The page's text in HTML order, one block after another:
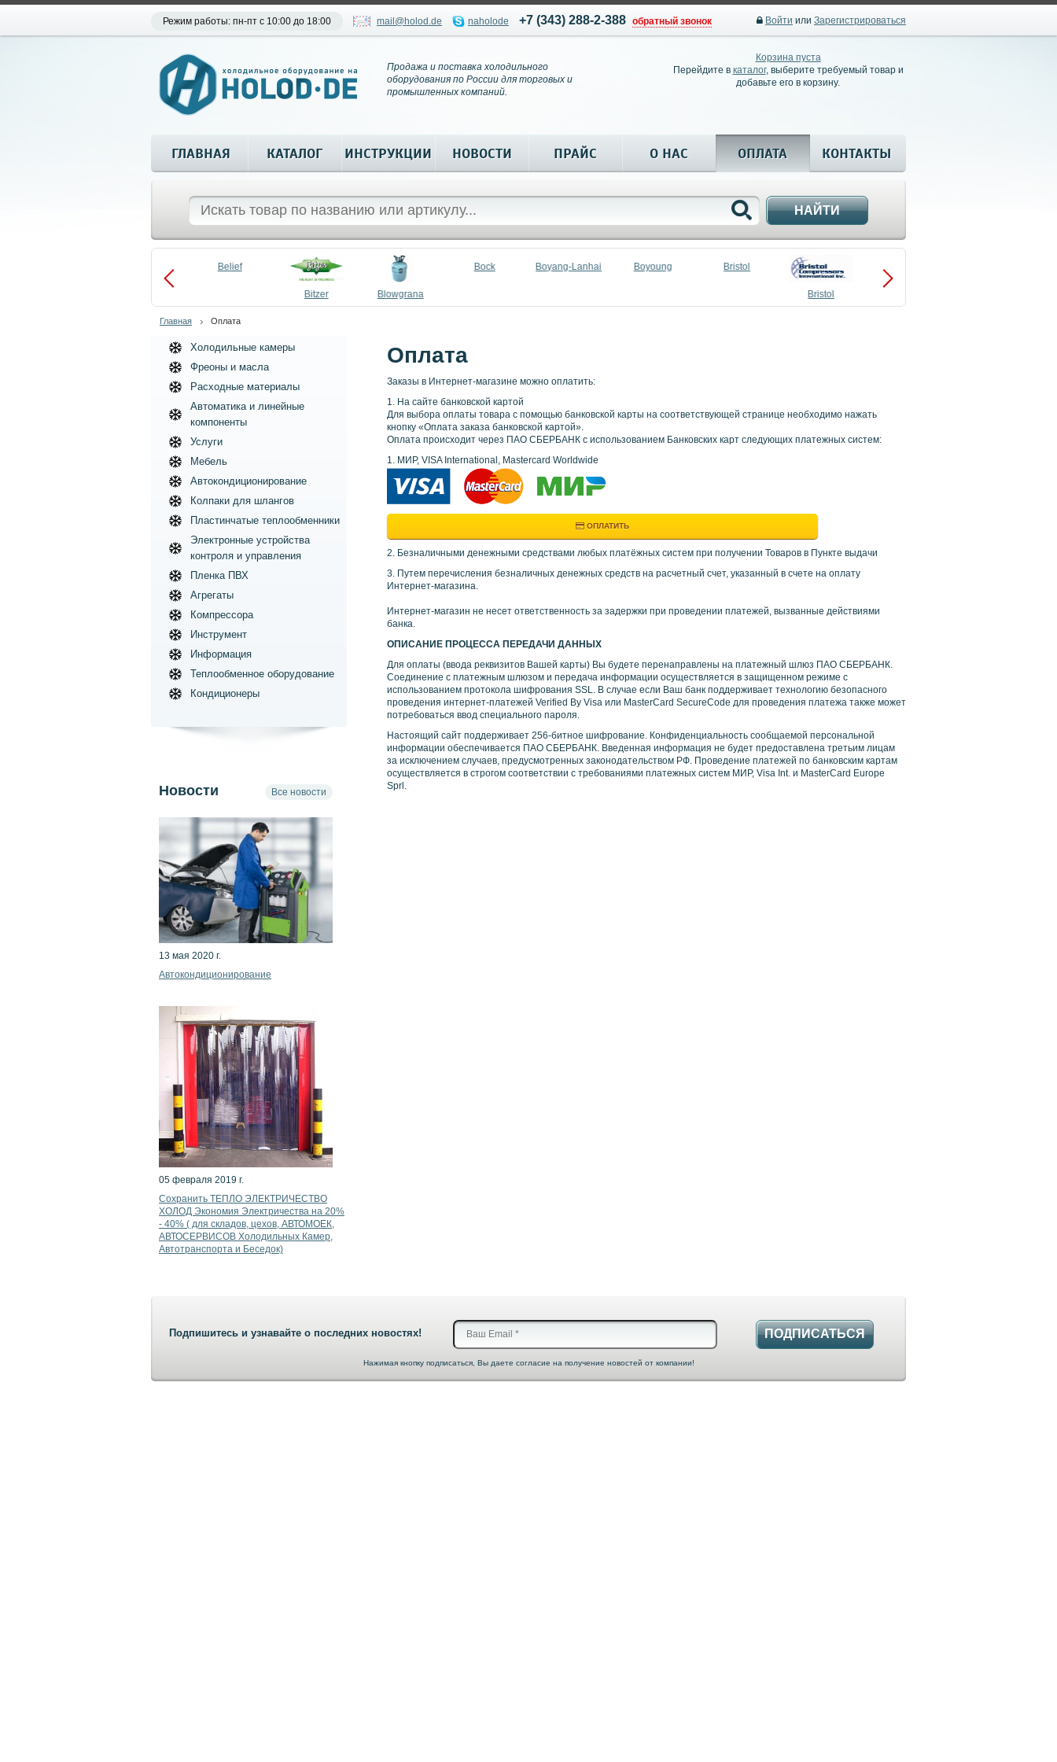
Режим работы: пн-пт с 10:00 до 18:00 mail@holod.de naholode +7 (343) 288-2-388 обратный звонок Войти или Зарегистрироваться
Продажа и поставка холодильного
оборудования по России для торговых и
промышленных компаний.
Корзина пуста
Перейдите в каталог, выберите требуемый товар и
добавьте его в корзину.
ГЛАВНАЯ КАТАЛОГ ИНСТРУКЦИИ НОВОСТИ ПРАЙС О НАС ОПЛАТА КОНТАКТЫ
НАЙТИ
Belief
Bitzer Blowgrana
Bock Boyang-Lanhai Boyoung Bristol
Bristol
Compressors
Главная Оплата
Оплата
Заказы в Интернет-магазине можно оплатить:
1. На сайте банковской картой
Для выбора оплаты товара с помощью банковской карты на соответствующей странице необходимо нажать
кнопку «Оплата заказа банковской картой».
Оплата происходит через ПАО СБЕРБАНК с использованием Банковских карт следующих платежных систем:
1. МИР, VISA International, Mastercard Worldwide
ОПЛАТИТЬ
2. Безналичными денежными средствами любых платёжных систем при получении Товаров в Пункте выдачи
3. Путем перечисления безналичных денежных средств на расчетный счет, указанный в счете на оплату
Интернет-магазина.
Интернет-магазин не несет ответственность за задержки при проведении платежей, вызванные действиями
банка.
ОПИСАНИЕ ПРОЦЕССА ПЕРЕДАЧИ ДАННЫХ
Для оплаты (ввода реквизитов Вашей карты) Вы будете перенаправлены на платежный шлюз ПАО СБЕРБАНК.
Соединение с платежным шлюзом и передача информации осуществляется в защищенном режиме с
использованием протокола шифрования SSL. В случае если Ваш банк поддерживает технологию безопасного
проведения интернет-платежей Verified By Visa или MasterCard SecureCode для проведения платежа также может
потребоваться ввод специального пароля.
Настоящий сайт поддерживает 256-битное шифрование. Конфиденциальность сообщаемой персональной
информации обеспечивается ПАО СБЕРБАНК. Введенная информация не будет предоставлена третьим лицам
за исключением случаев, предусмотренных законодательством РФ. Проведение платежей по банковским картам
осуществляется в строгом соответствии с требованиями платежных систем МИР, Visa Int. и MasterCard Europe
Sprl.
Холодильные камеры
Фреоны и масла
Расходные материалы
Автоматика и линейные
компоненты
Услуги
Мебель
Автокондиционирование
Колпаки для шлангов
Пластинчатые теплообменники
Электронные устройства
контроля и управления
Пленка ПВХ
Агрегаты
Компрессора
Инструмент
Информация
Теплообменное оборудование
Кондиционеры
Новости Все новости
13 мая 2020 г.
Автокондиционирование
05 февраля 2019 г.
Сохранить ТЕПЛО ЭЛЕКТРИЧЕСТВО
ХОЛОД Экономия Электричества на 20%
- 40% ( для складов, цехов, АВТОМОЕК,
АВТОСЕРВИСОВ Холодильных Камер,
Автотранспорта и Беседок)
Подпишитесь и узнавайте о последних новостях! ПОДПИСАТЬСЯ
Нажимая кнопку подписаться, Вы даете согласие на получение новостей от компании!